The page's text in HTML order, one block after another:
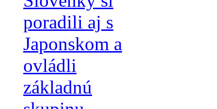
poradili aj s
Japonskom a
ovládli
základnú